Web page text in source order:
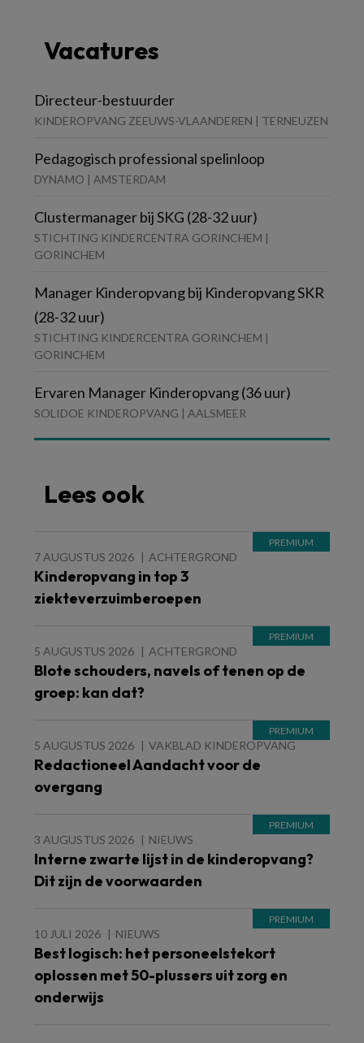
Vacatures
Directeur-bestuurder
KINDEROPVANG ZEEUWS-VLAANDEREN | TERNEUZEN
Pedagogisch professional spelinloop
DYNAMO | AMSTERDAM
Clustermanager bij SKG (28-32 uur)
STICHTING KINDERCENTRA GORINCHEM |
GORINCHEM
Manager Kinderopvang bij Kinderopvang SKR
(28-32 uur)
STICHTING KINDERCENTRA GORINCHEM |
GORINCHEM
Ervaren Manager Kinderopvang (36 uur)
SOLIDOE KINDEROPVANG | AALSMEER
Lees ook
7 AUGUSTUS 2026 ACHTERGROND
Kinderopvang in top 3
ziekteverzuimberoepen
5 AUGUSTUS 2026 ACHTERGROND
Blote schouders, navels of tenen op de
groep: kan dat?
5 AUGUSTUS 2026 VAKBLAD KINDEROPVANG
Redactioneel Aandacht voor de
overgang
3 AUGUSTUS 2026 NIEUWS
Interne zwarte lijst in de kinderopvang?
Dit zijn de voorwaarden
10 JULI 2026 NIEUWS
Best logisch: het personeelstekort
oplossen met 50-plussers uit zorg en
onderwijs